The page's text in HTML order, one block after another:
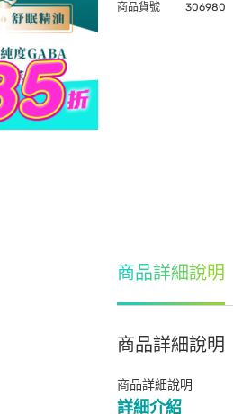
商品貨號 306980
商品詳細說明
商品詳細說明
商品詳細說明
詳細介紹